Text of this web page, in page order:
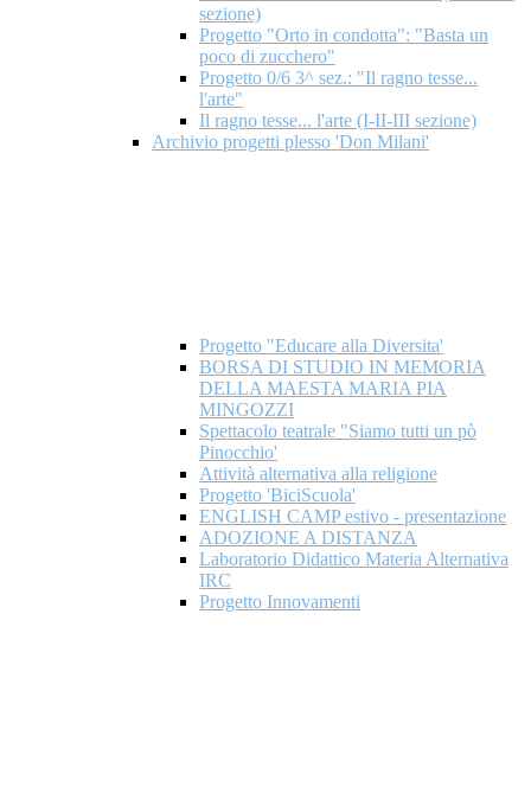
sezione)
Progetto "Orto in condotta": "Basta un
poco di zucchero"
Progetto 0/6 3^ sez.: "Il ragno tesse...
l'arte"
Il ragno tesse... l'arte (I-II-III sezione)
Archivio progetti plesso 'Don Milani'
Progetto "Educare alla Diversita'
BORSA DI STUDIO IN MEMORIA
DELLA MAESTA MARIA PIA
MINGOZZI
Spettacolo teatrale "Siamo tutti un pò
Pinocchio'
Attività alternativa alla religione
Progetto 'BiciScuola'
ENGLISH CAMP estivo - presentazione
ADOZIONE A DISTANZA
Laboratorio Didattico Materia Alternativa
IRC
Progetto Innovamenti